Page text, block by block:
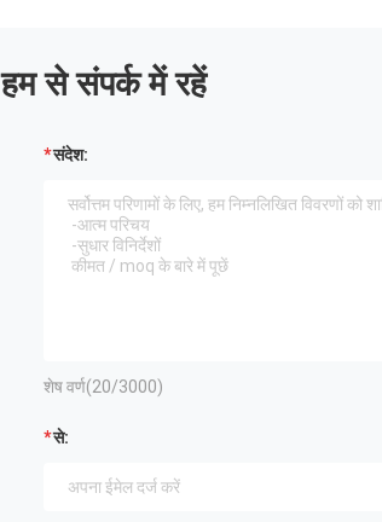
हम से संपर्क में रहें
संदेश:
शेष वर्ण(20/3000)
से: